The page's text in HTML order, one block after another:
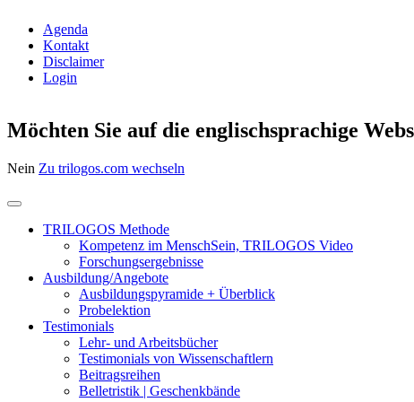
Agenda
Kontakt
Disclaimer
Login
Möchten Sie auf die englischsprachige
Nein Zu trilogos.com wechseln
TRILOGOS Methode
Kompetenz im MenschSein, TRILOGOS Video
Forschungsergebnisse
Ausbildung/Angebote
Ausbildungspyramide + Überblick
Probelektion
Testimonials
Lehr- und Arbeitsbücher
Testimonials von Wissenschaftlern
Beitragsreihen
Belletristik | Geschenkbände